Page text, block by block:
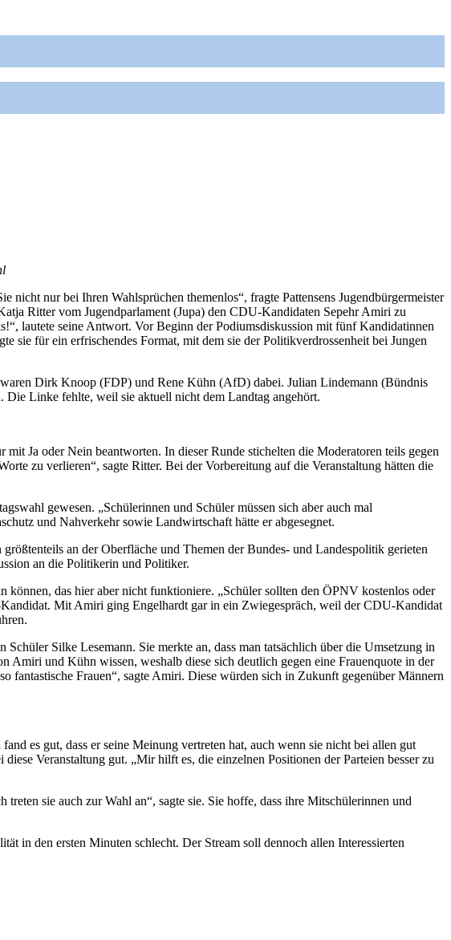
nur bei Ihren Wahlsprüchen themenlos“, fragte Pattensens Jugendbürgermeister
Ritter vom Jugendparlament (Jupa) den CDU-Kandidaten Sepehr Amiri zu
lautete seine Antwort. Vor Beginn der Podiumsdiskussion mit fünf Kandidatinnen
sie für ein erfrischendes Format, mit dem sie der Politikverdrossenheit bei Jungen
Dirk Knoop (FDP) und Rene Kühn (AfD) dabei. Julian Lindemann (Bündnis
Die Linke fehlte, weil sie aktuell nicht dem Landtag angehört.
Ja oder Nein beantworten. In dieser Runde stichelten die Moderatoren teils gegen
zu verlieren“, sagte Ritter. Bei der Vorbereitung auf die Veranstaltung hätten die
gewesen. „Schülerinnen und Schüler müssen sich aber auch mal
und Nahverkehr sowie Landwirtschaft hätte er abgesegnet.
an der Oberfläche und Themen der Bundes- und Landespolitik gerieten
an die Politikerin und Politiker.
das hier aber nicht funktioniere. „Schüler sollten den ÖPNV kostenlos oder
Kandidat. Mit Amiri ging Engelhardt gar in ein Zwiegespräch, weil der CDU-Kandidat
Silke Lesemann. Sie merkte an, dass man tatsächlich über die Umsetzung in
Amiri und Kühn wissen, weshalb diese sich deutlich gegen eine Frauenquote in der
fantastische Frauen“, sagte Amiri. Diese würden sich in Zukunft gegenüber Männern
es gut, dass er seine Meinung vertreten hat, auch wenn sie nicht bei allen gut
Veranstaltung gut. „Mir hilft es, die einzelnen Positionen der Parteien besser zu
sie auch zur Wahl an“, sagte sie. Sie hoffe, dass ihre Mitschülerinnen und
in den ersten Minuten schlecht. Der Stream soll dennoch allen Interessierten